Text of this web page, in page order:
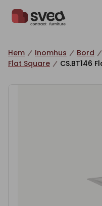
Hem Inomhus Bord
Flat Square
CS.BT146